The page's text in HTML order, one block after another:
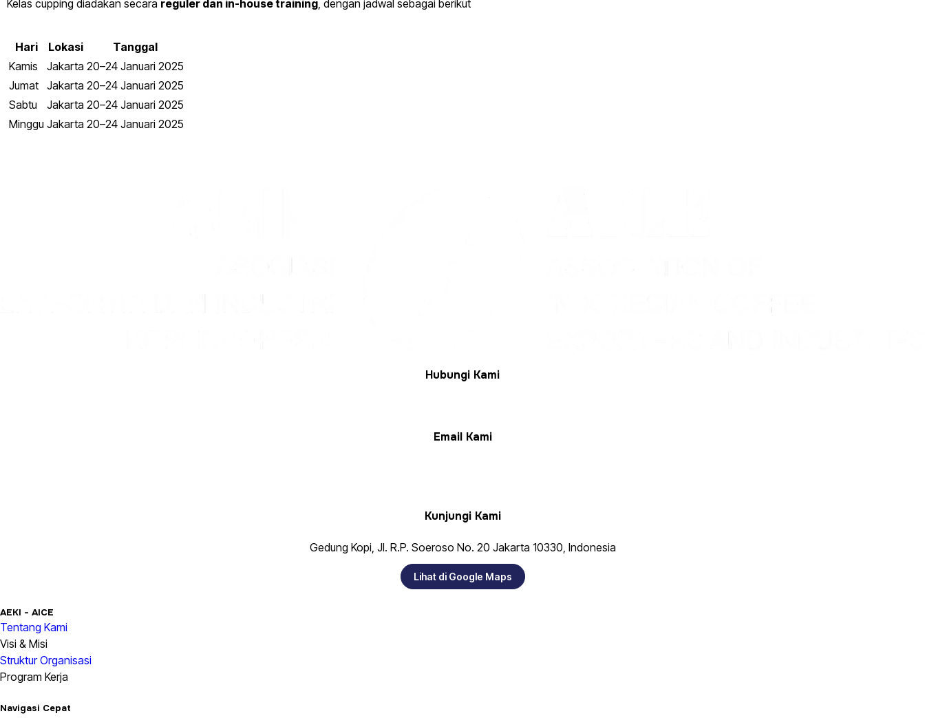
Kelas cupping diadakan secara reguler dan in-house training , dengan jadwal sebagai berikut
Hari Lokasi
Tanggal
Kamis
Jakarta 20–24 Januari 2025
Jumat Jakarta 20–24 Januari 2025
Sabtu
Jakarta 20–24 Januari 2025
Minggu Jakarta 20–24 Januari 2025
Hubungi Kami
Email Kami
Kunjungi Kami
Gedung Kopi, Jl. R.P. Soeroso No. 20 Jakarta 10330, Indonesia
Lihat di Google Maps
AEKI - AICE
Tentang Kami
Visi & Misi
Struktur Organisasi
Program Kerja
Navigasi Cepat